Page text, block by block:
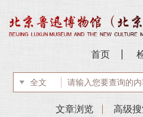
首页
文章浏览 高级